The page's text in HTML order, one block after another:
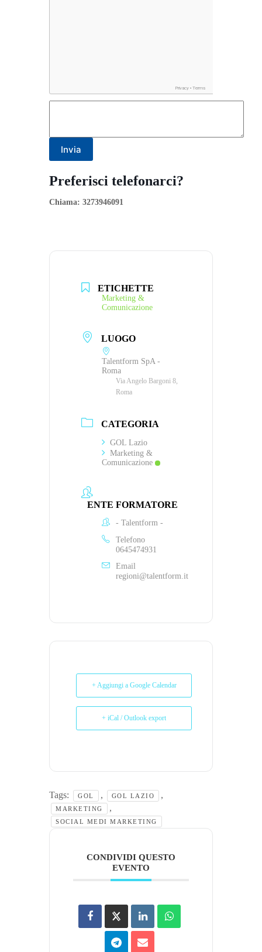
Preferisci telefonarci?
Chiama: 3273946091
ETICHETTE
Marketing &
Comunicazione
LUOGO
Talentform SpA -
Roma
Via Angelo Bargoni 8,
Roma
CATEGORIA
GOL Lazio
Marketing &
Comunicazione
ENTE FORMATORE
- Talentform -
Telefono
0645474931
Email
regioni@talentform.it
+ Aggiungi a Google Calendar
+ iCal / Outlook export
Tags: GOL , GOL LAZIO ,
MARKETING ,
SOCIAL MEDI MARKETING
CONDIVIDI QUESTO
EVENTO